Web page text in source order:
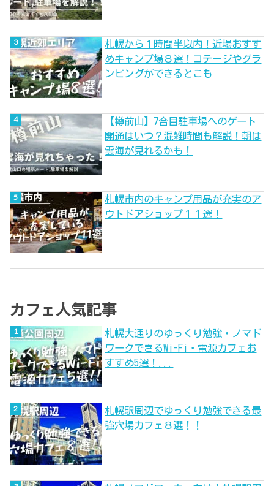
札幌から１時間半以内！近場おすす
めキャンプ場８選！コテージやグラ
ンピングができるとこも
【樽前山】7合目駐車場へのゲート
開通はいつ？混雑時間も解説！朝は
雲海が見れるかも！
札幌市内のキャンプ用品が充実のア
ウトドアショップ１１選！
カフェ人気記事
札幌大通りのゆっくり勉強・ノマド
ワークできるWi-Fi・電源カフェお
すすめ5選！...
札幌駅周辺でゆっくり勉強できる最
強穴場カフェ８選！！